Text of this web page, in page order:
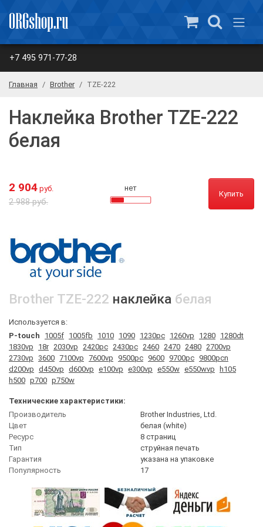
+7 495 971-77-28
Главная Brother TZE-222
Наклейка Brother TZE-222
белая
2 904 руб.
2 988 руб.
нет
Купить
Brother TZE-222 наклейка белая
Используется в:
P-touch
1005f 1005fb 1010 1090 1230pc 1260vp 1280 1280dt
1830vp
18r 2030vp 2420pc 2430pc 2460 2470 2480 2700vp
2730vp
3600 7100vp 7600vp 9500pc 9600 9700pc 9800pcn
d200vp d450vp d600vp e100vp e300vp e550w e550wvp
h105
h500 p700 p750w
Технические характеристики:
Производитель
Brother Industries, Ltd.
Цвет
белая (white)
Ресурс
8 страниц
Тип
струйная печать
Гарантия
указана на упаковке
Популярность
17